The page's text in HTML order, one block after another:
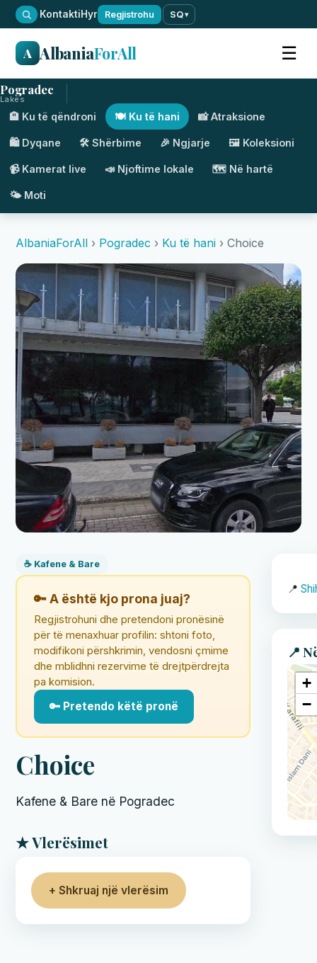
·KontaktiHyr Regjistrohu SQ▾
A AlbaniaForAll ☰
Pogradec
Lakes
🏨 Ku të qëndroni 🍽️ Ku të hani 📸 Atraksione
🛍️ Dyqane 🛠️ Shërbime 🎉 Ngjarje 🖼️ Koleksioni
📹 Kamerat live 📣 Njoftime lokale 🗺️ Në hartë
🌤️ Moti
AlbaniaForAll › Pogradec › Ku të hani › Choice
☕ Kafene & Bare
🔑 A është kjo prona juaj?
Regjistrohuni dhe pretendoni pronësinë
për të menaxhuar profilin: shtoni foto,
modifikoni përshkrimin, vendosni çmime
dhe mblidhni rezervime të drejtpërdrejta
pa komision.
🔑 Pretendo këtë pronë
Choice
Kafene & Bare në Pogradec
★ Vlerësimet
+ Shkruaj një vlerësim
📍
📍
+
−